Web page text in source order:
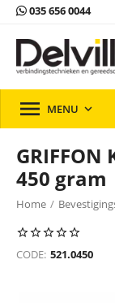
035 656 0044
 MENU 
450 gram
Home /
CODE: 521.0450